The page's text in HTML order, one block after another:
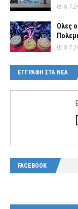
Ολες
ΕΓΓΡΑΦΗ ΣΤΑ ΝΕΑ
FACEBOOK